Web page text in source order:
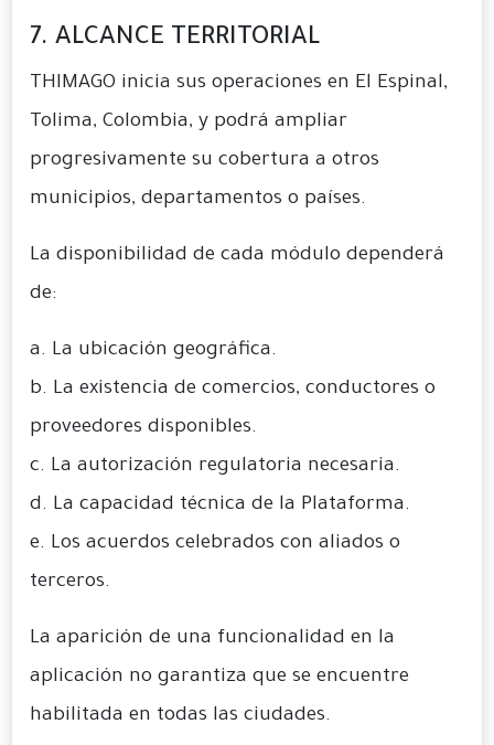
7. ALCANCE TERRITORIAL
THIMAGO inicia sus operaciones en El Espinal,
Tolima, Colombia, y podrá ampliar
progresivamente su cobertura a otros
municipios, departamentos o países.
La disponibilidad de cada módulo dependerá
de:
a. La ubicación geográfica.
b. La existencia de comercios, conductores o
proveedores disponibles.
c. La autorización regulatoria necesaria.
d. La capacidad técnica de la Plataforma.
e. Los acuerdos celebrados con aliados o
terceros.
La aparición de una funcionalidad en la
aplicación no garantiza que se encuentre
habilitada en todas las ciudades.